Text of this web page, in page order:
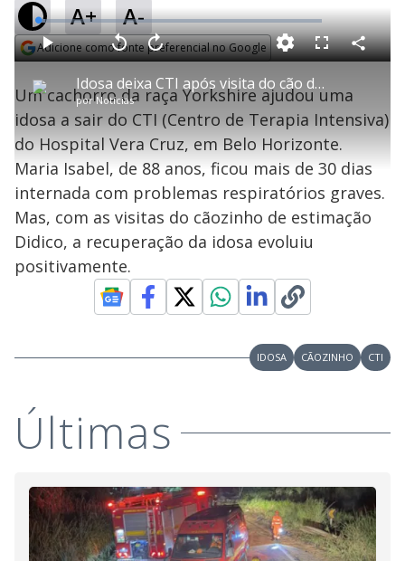
A+ A-
Adicione como fonte preferencial no Google
P
l
a
y
V
i
d
e
o
Idosa deixa CTI após visita do cão de estimação
porNotícias
P V
t
a
r
0
e
g
n
d
s
A
n
ç
a
r
s
e
u
n
o
s
M
u
L
o
a
d
e
:
2
.
5
3
%
F
l
c
e
n
C
o
i
l
Um cachorro da raça Yorkshire ajudou uma
idosa a sair do CTI (Centro de Terapia Intensiva)
do Hospital Vera Cruz, em Belo Horizonte.
Maria Isabel, de 88 anos, ficou mais de 30 dias
internada com problemas respiratórios graves.
Mas, com as visitas do cãozinho de estimação
Didico, a recuperação da idosa evoluiu
positivamente.
IDOSA CÃOZINHO CTI
Últimas